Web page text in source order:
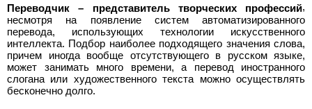
Переводчик – представитель творческих профессий,
несмотря на появление систем автоматизированного
перевода, использующих технологии искусственного
интеллекта. Подбор наиболее подходящего значения слова,
причем иногда вообще отсутствующего в русском языке,
может занимать много времени, а перевод иностранного
слогана или художественного текста можно осуществлять
бесконечно долго.